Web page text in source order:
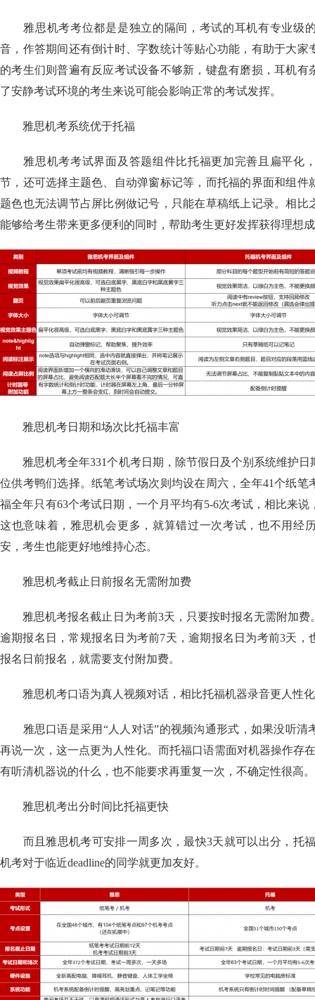
雅思机考考位都是是独立的隔间，考试的耳机有专业级
音，作答期间还有倒计时、字数统计等贴心功能，有助于大家
的考生们则普遍有反应考试设备不够新，键盘有磨损，耳机有
了安静考试环境的考生来说可能会影响正常的考试发挥。
雅思机考系统优于托福
雅思机考考试界面及答题组件比托福更加完善且扁平化
节，还可选择主题色、自动弹窗标记等，而托福的界面和组件
题色也无法调节占屏比例做记号，只能在草稿纸上记录。相比
能够给考生带来更多便利的同时，帮助考生更好发挥获得理想
雅思机考日期和场次比托福丰富
雅思机考全年331个机考日期，除节假日及个别系统维护日
位供考鸭们选择。纸笔考试场次则均设在周六，全年41个纸笔
福全年只有63个考试日期，一个月平均有5-6次考试，相比来
这也意味着，雅思机会更多，就算错过一次考试，也不用经
安，考生也能更好地维持心态。
雅思机考截止日前报名无需附加费
雅思机考报名截止日为考前3天，只要按时报名无需附加费
逾期报名日，常规报名日为考前7天，逾期报名日为考前3天，
报名日前报名，就需要支付附加费。
雅思机考口语为真人视频对话，相比托福机器录音更人性化
雅思口语是采用“人人对话”的视频沟通形式，如果没听清
再说一次，这一点更为人性化。而托福口语需面对机器操作存
有听清机器说的什么，也不能要求再重复一次，不确定性很高。
雅思机考出分时间比托福更快
而且雅思机考可安排一周多次，最快3天就可以出分，托福
机考对于临近deadline的同学就更加友好。